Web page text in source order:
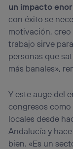
un impacto
con éxito se
motivación,
trabajo sirve
personas que
más banales»,
Y este auge del
congresos
locales desde
Andalucía y
bien. «Es un